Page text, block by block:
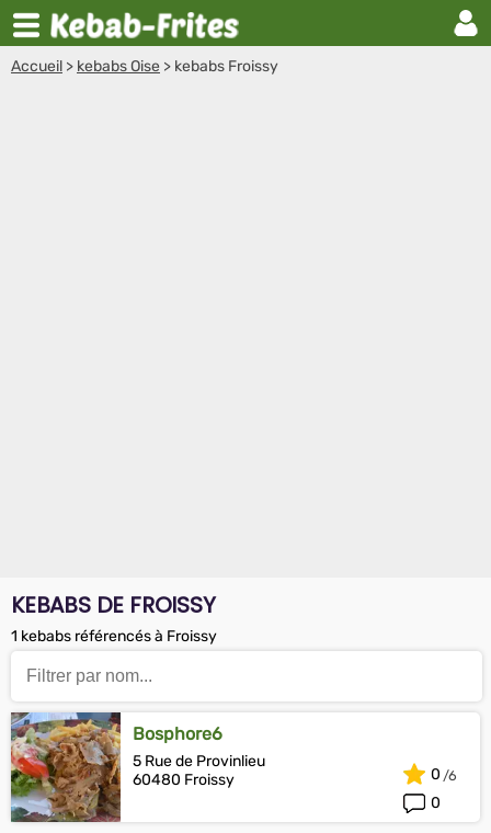
Accueil > kebabs Oise > kebabs Froissy
KEBABS DE FROISSY
1 kebabs référencés à Froissy
Bosphore6
5 Rue de Provinlieu
60480 Froissy
0
0